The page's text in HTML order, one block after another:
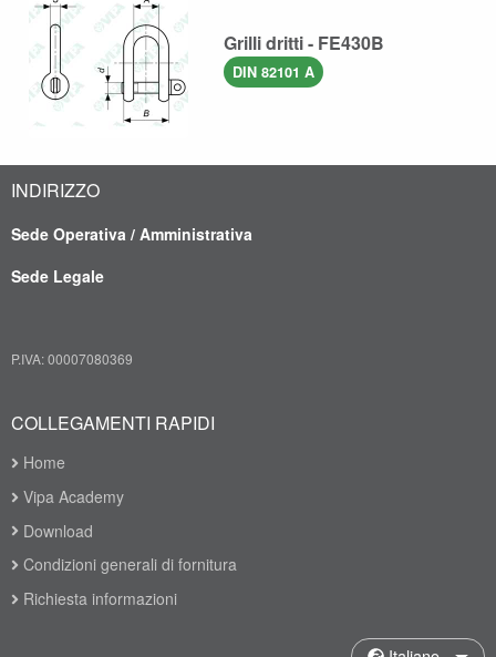
Grilli dritti - FE430B
DIN 82101 A
INDIRIZZO
Sede Operativa / Amministrativa
Sede Legale
P.IVA: 00007080369
COLLEGAMENTI RAPIDI
Home
Vipa Academy
Download
Condizioni generali di fornitura
Richiesta informazioni